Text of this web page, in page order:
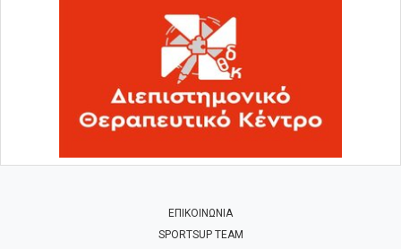
ΕΠΙΚΟΙΝΩΝΙΑ
SPORTSUP TEAM